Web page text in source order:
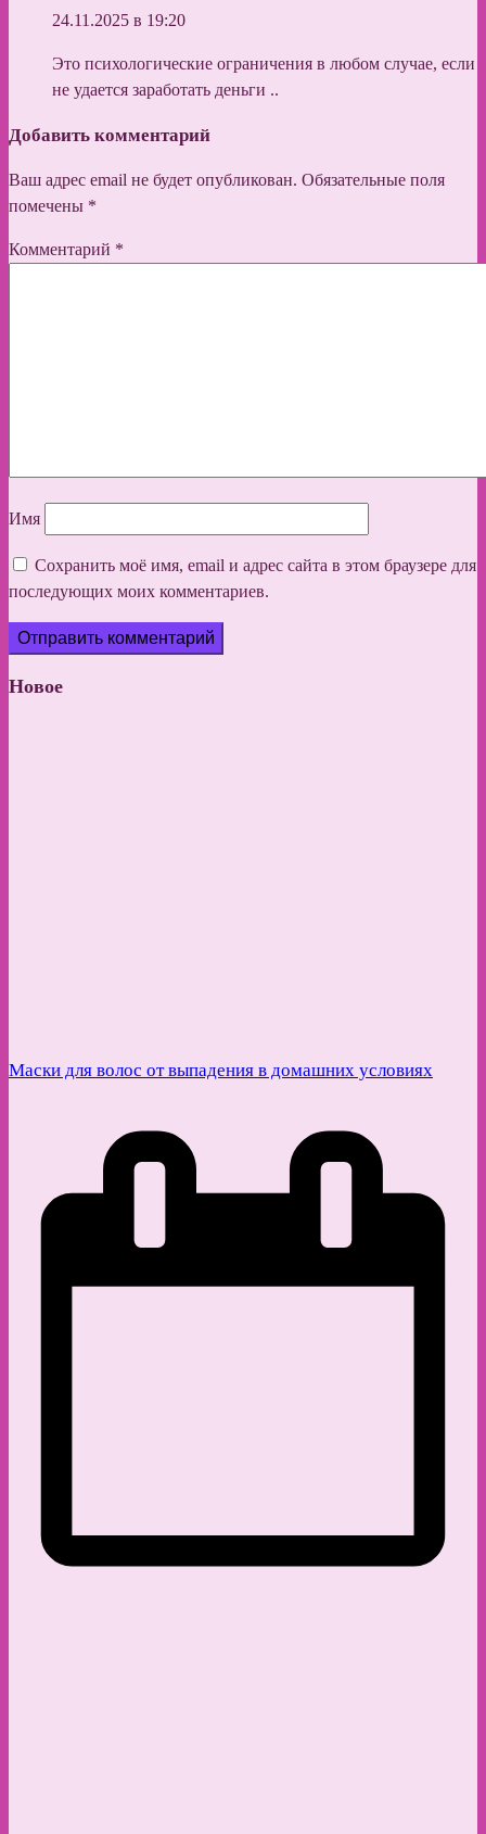
24.11.2025 в 19:20
Это психологические ограничения в любом случае, если
не удается заработать деньги ..
Добавить комментарий
Ваш адрес email не будет опубликован. Обязательные поля
помечены *
Комментарий *
Имя
Сохранить моё имя, email и адрес сайта в этом браузере для
последующих моих комментариев.
Новое
Маски для волос от выпадения в домашних условиях